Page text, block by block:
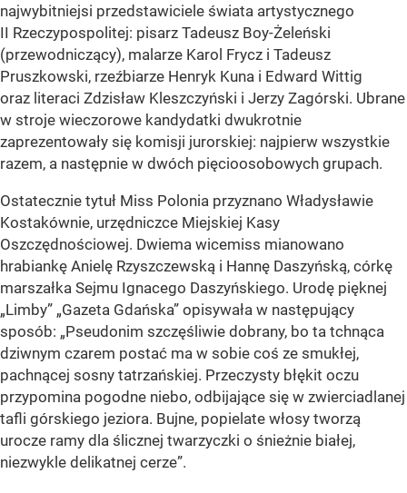
najwybitniejsi przedstawiciele świata artystycznego
II Rzeczypospolitej: pisarz Tadeusz Boy-Żeleński
(przewodniczący), malarze Karol Frycz i Tadeusz
Pruszkowski, rzeźbiarze Henryk Kuna i Edward Wittig
oraz literaci Zdzisław Kleszczyński i Jerzy Zagórski. Ubrane
w stroje wieczorowe kandydatki dwukrotnie
zaprezentowały się komisji jurorskiej: najpierw wszystkie
razem, a następnie w dwóch pięcioosobowych grupach.
Ostatecznie tytuł Miss Polonia przyznano Władysławie
Kostakównie, urzędniczce Miejskiej Kasy
Oszczędnościowej. Dwiema wicemiss mianowano
hrabiankę Anielę Rzyszczewską i Hannę Daszyńską, córkę
marszałka Sejmu Ignacego Daszyńskiego. Urodę pięknej
„Limby” „Gazeta Gdańska” opisywała w następujący
sposób: „Pseudonim szczęśliwie dobrany, bo ta tchnąca
dziwnym czarem postać ma w sobie coś ze smukłej,
pachnącej sosny tatrzańskiej. Przeczysty błękit oczu
przypomina pogodne niebo, odbijające się w zwierciadlanej
tafli górskiego jeziora. Bujne, popielate włosy tworzą
urocze ramy dla ślicznej twarzyczki o śnieżnie białej,
niezwykle delikatnej cerze”.